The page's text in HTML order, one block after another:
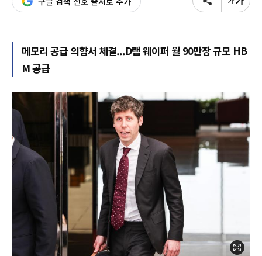
메모리 공급 의향서 체결...D램 웨이퍼 월 90만장 규모 HB
M 공급